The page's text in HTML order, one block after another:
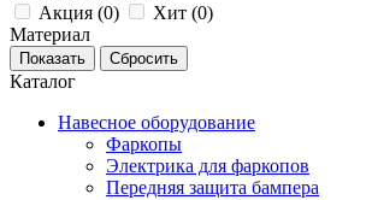
Акция (0) Хит (0)
Материал
Каталог
Навесное оборудование
Фаркопы
Электрика для фаркопов
Передняя защита бампера